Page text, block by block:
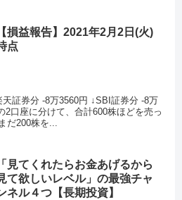
【損益報告】2021年2月2日(火)
点
証券分 -8万3560円 ↓SBI証券分 -8万
2口座に分けて、合計600株ほどを売っ
だ200株を...
「見てくれたらお金あげるから
て欲しいレベル」の最強チャ
ネル４つ【長期投資】